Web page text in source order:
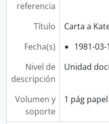
referencia
Título
Carta a
Fecha(s)
1981-
Nivel de
descripción
Unidad
Volumen y
soporte
1 pág papel